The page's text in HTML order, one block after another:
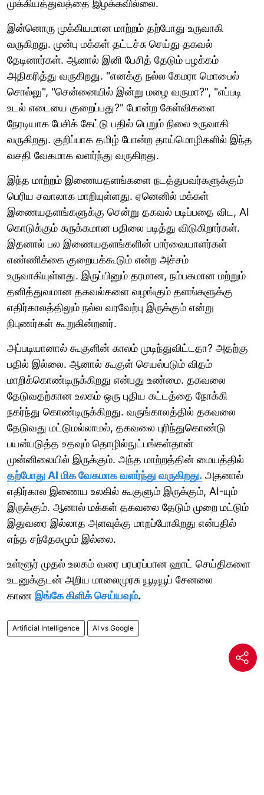
முக்கியத்துவத்தை இழக்கவில்லை.
இன்னொரு முக்கியமான மாற்றம் தற்போது உருவாகி
வருகிறது. முன்பு மக்கள் தட்டச்சு செய்து தகவல்
தேடினார்கள். ஆனால் இனி பேசித் தேடும் பழக்கம்
அதிகரித்து வருகிறது. "எனக்கு நல்ல கேமரா மொபைல்
சொல்லு", "சென்னையில் இன்று மழை வருமா?", "எப்படி
உடல் எடையை குறைப்பது?" போன்ற கேள்விகளை
நேரடியாக பேசிக் கேட்டு பதில் பெறும் நிலை உருவாகி
வருகிறது. குறிப்பாக தமிழ் போன்ற தாய்மொழிகளில் இந்த
வசதி வேகமாக வளர்ந்து வருகிறது.
இந்த மாற்றம் இணையதளங்களை நடத்துபவர்களுக்கும்
பெரிய சவாலாக மாறியுள்ளது. ஏனெனில் மக்கள்
இணையதளங்களுக்கு சென்று தகவல் படிப்பதை விட, AI
கொடுக்கும் சுருக்கமான பதிலை படித்து விடுகிறார்கள்.
இதனால் பல இணையதளங்களின் பார்வையாளர்கள்
எண்ணிக்கை குறையக்கூடும் என்ற அச்சம்
உருவாகியுள்ளது. இருப்பினும் தரமான, நம்பகமான மற்றும்
தனித்துவமான தகவல்களை வழங்கும் தளங்களுக்கு
எதிர்காலத்திலும் நல்ல வரவேற்பு இருக்கும் என்று
நிபுணர்கள் கூறுகின்றனர்.
அப்படியானால் கூகுளின் காலம் முடிந்துவிட்டதா? அதற்கு
பதில் இல்லை. ஆனால் கூகுள் செயல்படும் விதம்
மாறிக்கொண்டிருக்கிறது என்பது உண்மை. தகவலை
தேடுவதற்கான உலகம் ஒரு புதிய கட்டத்தை நோக்கி
நகர்ந்து கொண்டிருக்கிறது. வருங்காலத்தில் தகவலை
தேடுவது மட்டுமல்லாமல், தகவலை புரிந்துகொண்டு
பயன்படுத்த உதவும் தொழில்நுட்பங்கள்தான்
முன்னிலையில் இருக்கும். அந்த மாற்றத்தின் மையத்தில்
தற்போது AI மிக வேகமாக வளர்ந்து வருகிறது. அதனால்
எதிர்கால இணைய உலகில் கூகுளும் இருக்கும், AI-யும்
இருக்கும். ஆனால் மக்கள் தகவலை தேடும் முறை மட்டும்
இதுவரை இல்லாத அளவுக்கு மாறப்போகிறது என்பதில்
எந்த சந்தேகமும் இல்லை.
உள்ளூர் முதல் உலகம் வரை பரபரப்பான ஹாட் செய்திகளை
உடனுக்குடன் அறிய மாலைமுரசு யூடியூப் சேனலை
காண இங்கே கிளிக் செய்யவும்.
Artificial Intelligence AI vs Google